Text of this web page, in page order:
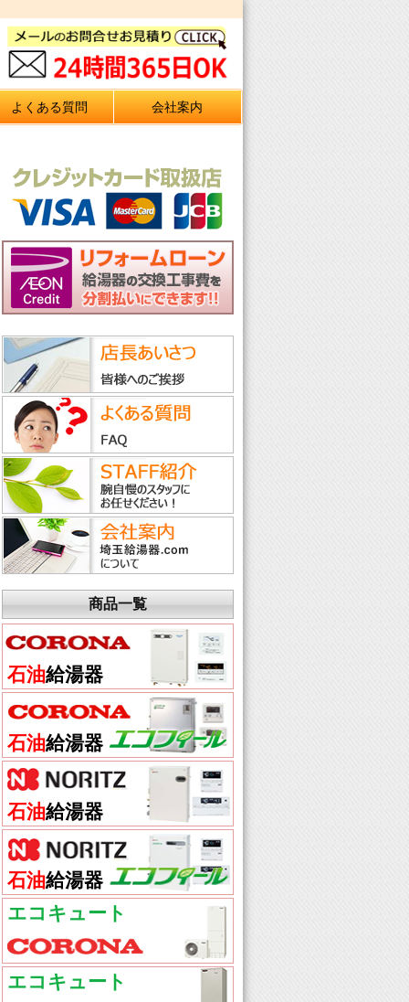
よくある質問 会社案内
商品一覧
石油給湯器
石油給湯器
石油給湯器
石油給湯器
エコキュート
エコキュート